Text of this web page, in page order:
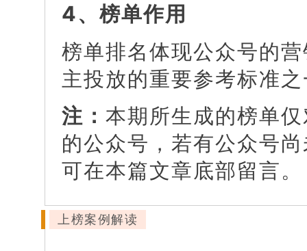
4、榜单作用
榜单排名体现公众号的
主投放的重要参考标准
注： 本期所生成的榜单
的公众号，若有公众号
可在本篇文章底部留言。
上榜案例解读